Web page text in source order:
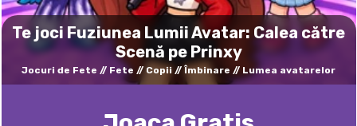
Te joci Fuziunea Lumii Avatar: Calea către
Scenă pe Prinxy
Jocuri de Fete Fete Copii Îmbinare Lumea avatarelor